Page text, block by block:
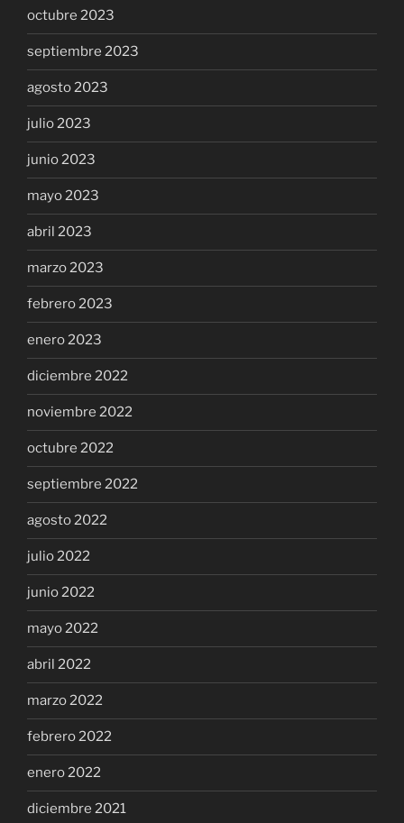
octubre 2023
septiembre 2023
agosto 2023
julio 2023
junio 2023
mayo 2023
abril 2023
marzo 2023
febrero 2023
enero 2023
diciembre 2022
noviembre 2022
octubre 2022
septiembre 2022
agosto 2022
julio 2022
junio 2022
mayo 2022
abril 2022
marzo 2022
febrero 2022
enero 2022
diciembre 2021